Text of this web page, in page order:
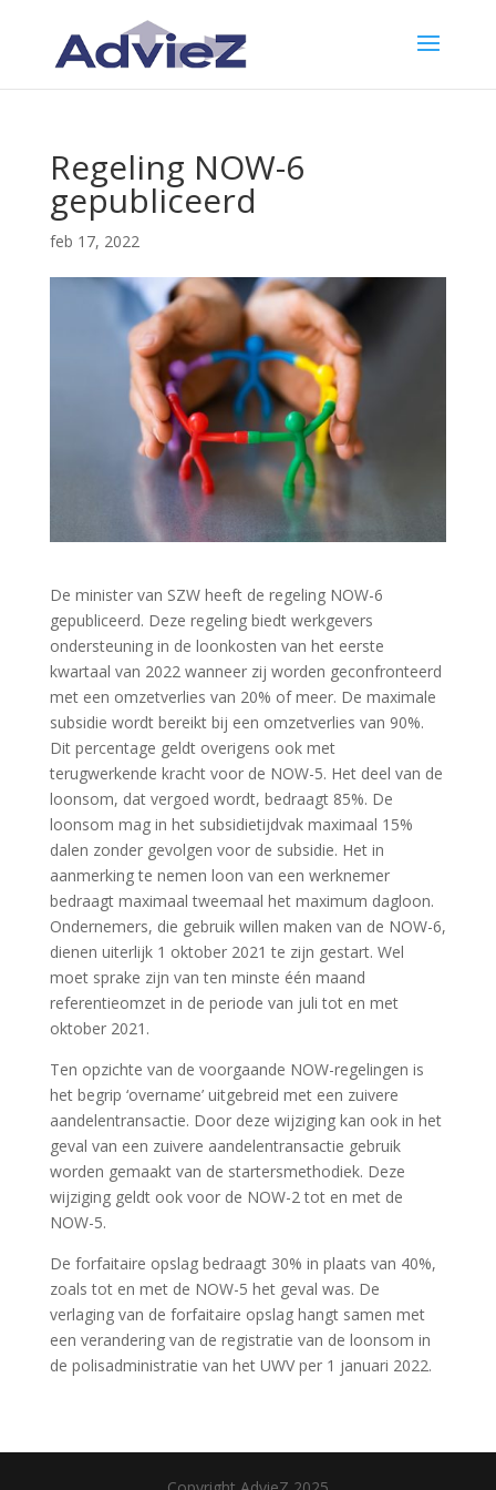
Regeling NOW-6
gepubliceerd
feb 17, 2022
De minister van SZW heeft de regeling NOW-6
gepubliceerd. Deze regeling biedt werkgevers
ondersteuning in de loonkosten van het eerste
kwartaal van 2022 wanneer zij worden geconfronteerd
met een omzetverlies van 20% of meer. De maximale
subsidie wordt bereikt bij een omzetverlies van 90%.
Dit percentage geldt overigens ook met
terugwerkende kracht voor de NOW-5. Het deel van de
loonsom, dat vergoed wordt, bedraagt 85%. De
loonsom mag in het subsidietijdvak maximaal 15%
dalen zonder gevolgen voor de subsidie. Het in
aanmerking te nemen loon van een werknemer
bedraagt maximaal tweemaal het maximum dagloon.
Ondernemers, die gebruik willen maken van de NOW-6,
dienen uiterlijk 1 oktober 2021 te zijn gestart. Wel
moet sprake zijn van ten minste één maand
referentieomzet in de periode van juli tot en met
oktober 2021.
Ten opzichte van de voorgaande NOW-regelingen is
het begrip ‘overname’ uitgebreid met een zuivere
aandelentransactie. Door deze wijziging kan ook in het
geval van een zuivere aandelentransactie gebruik
worden gemaakt van de startersmethodiek. Deze
wijziging geldt ook voor de NOW-2 tot en met de
NOW-5.
De forfaitaire opslag bedraagt 30% in plaats van 40%,
zoals tot en met de NOW-5 het geval was. De
verlaging van de forfaitaire opslag hangt samen met
een verandering van de registratie van de loonsom in
de polisadministratie van het UWV per 1 januari 2022.